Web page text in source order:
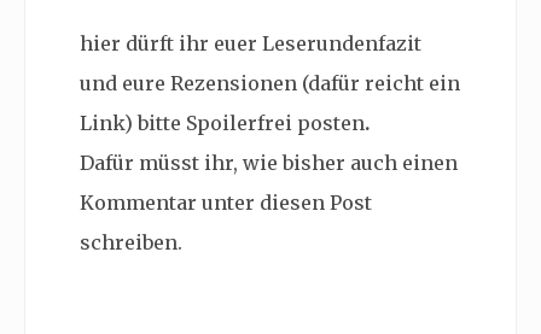
hier dürft ihr euer Leserundenfazit
und eure Rezensionen (dafür reicht ein
Link) bitte Spoilerfrei posten.
Dafür müsst ihr, wie bisher auch einen
Kommentar unter diesen Post
schreiben.